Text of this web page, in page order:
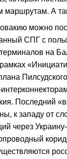
маршрутам. А
можно
СПГ с
на
Последний
к западу от
через